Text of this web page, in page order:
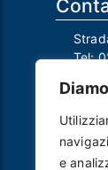
e
Tel:
Mail